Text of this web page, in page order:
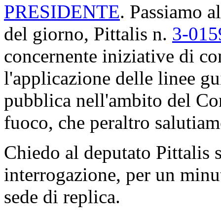
PRESIDENTE. Passiamo
del giorno, Pittalis n. 3-
concernente iniziative di
l'applicazione delle linee
pubblica nell'ambito del
fuoco, che peraltro
Chiedo al deputato Pittalis
interrogazione, per un
sede di replica.